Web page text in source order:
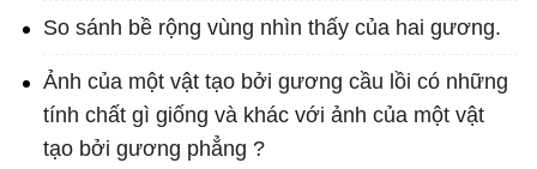
So sánh bề rộng vùng nhìn thấy của hai gương.
Ảnh của một vật tạo bởi gương cầu lồi có những
tính chất gì giống và khác với ảnh của một vật
tạo bởi gương phẳng ?